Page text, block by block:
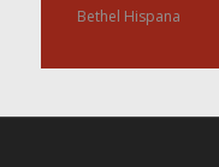
Bethel Hispana